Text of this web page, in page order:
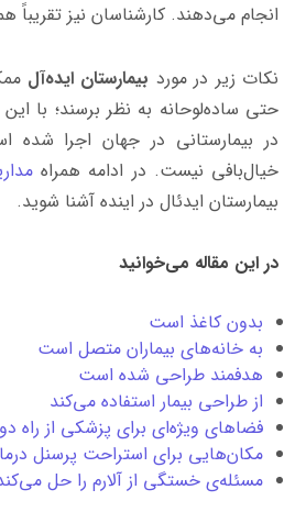
انجام می‌دهند. کارشناسان نیز تقریباً
نکات زیر در مورد بیمارستان ایده‌آل
حتی ساده‌لوحانه به نظر برسند؛ با
در بیمارستانی در جهان اجرا
خیال‌بافی نیست. در ادامه همراهمدا
بیمارستان ایدئال در اینده آشنا شوید.
در این مقاله می‌خوانید
بدون کاغذ است
به خانه‌های بیماران متصل است
هدفمند طراحی شده است
از طراحی بیمار استفاده می‌کند
فضاهای ویژه‌ای برای پزشکی از راه
مکان‌هایی برای استراحت پرسنل
مسئله‌ی خستگی از آلارم را حل